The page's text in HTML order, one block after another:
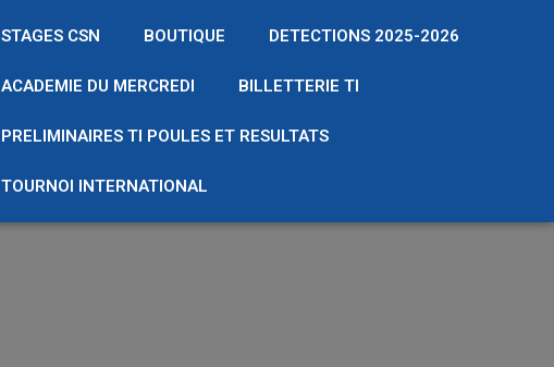
STAGES CSN BOUTIQUE DETECTIONS 2025-2026
ACADEMIE DU MERCREDI BILLETTERIE TI
PRELIMINAIRES TI POULES ET RESULTATS
TOURNOI INTERNATIONAL